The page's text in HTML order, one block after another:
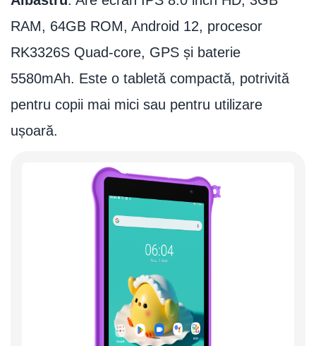
RAM, 64GB ROM, Android 12, procesor
RK3326S Quad-core, GPS și baterie
5580mAh. Este o tabletă compactă, potrivită
pentru copii mai mici sau pentru utilizare
ușoară.